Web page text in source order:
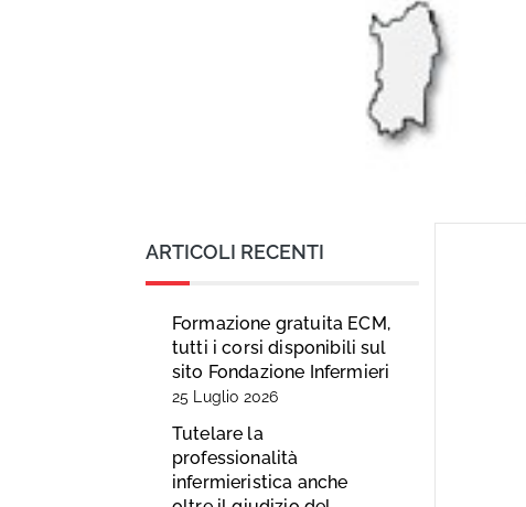
ARTICOLI RECENTI
Formazione gratuita ECM,
tutti i corsi disponibili sul
sito Fondazione Infermieri
25 Luglio 2026
Tutelare la
professionalità
infermieristica anche